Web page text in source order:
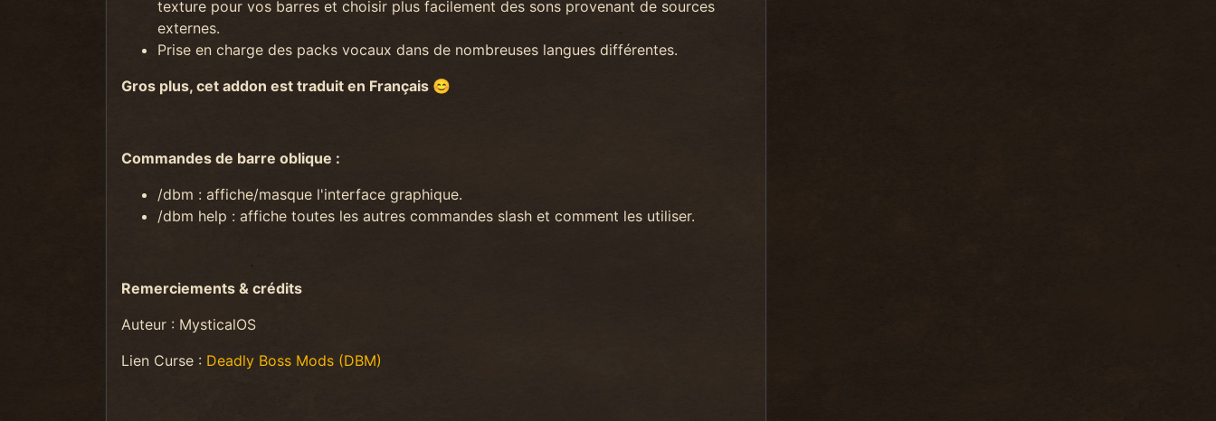
texture pour vos barres et choisir plus facilement des sons provenant de sources
externes.
Prise en charge des packs vocaux dans de nombreuses langues différentes.
Gros plus, cet addon est traduit en Français 😊
Commandes de barre oblique :
/dbm : affiche/masque l'interface graphique.
/dbm help : affiche toutes les autres commandes slash et comment les utiliser.
Remerciements & crédits
Auteur : MysticalOS
Lien Curse : Deadly Boss Mods (DBM)